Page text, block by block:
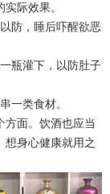
际效果。
防，睡后吓醒欲恶
瓶灌下，以防肚子
一类食材。
方面。饮酒也应当
想身心健康就用之